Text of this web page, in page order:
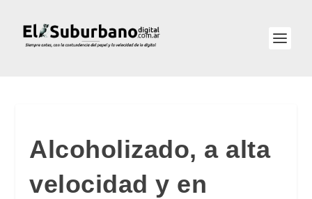
Alcoholizado, a alta
velocidad y en